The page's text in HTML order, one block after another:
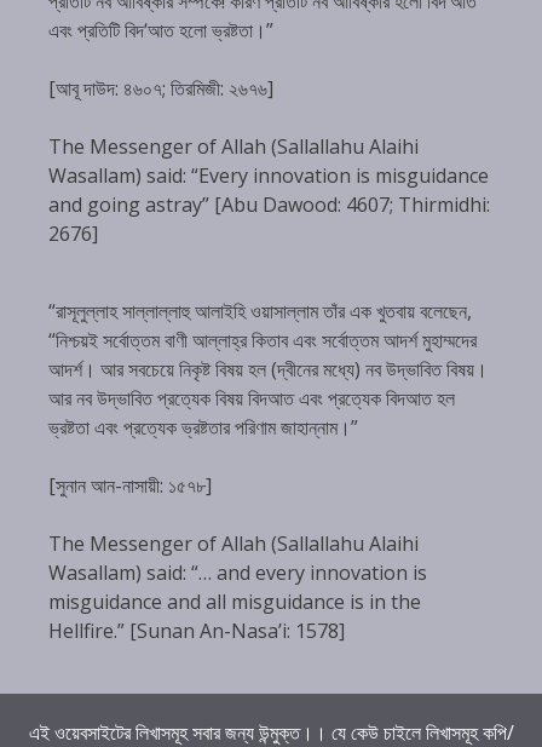
এবং প্রতিটি বিদ‘আত হলো ভ্রষ্টতা।”
[আবূ দাউদ: ৪৬০৭; তিরমিজী: ২৬৭৬]
The Messenger of Allah (Sallallahu Alaihi
Wasallam) said: “Every innovation is misguidance
and going astray” [Abu Dawood: 4607; Thirmidhi:
2676]
“রাসূলুল্লাহ সাল্লাল্লাহু আলাইহি ওয়াসাল্লাম তাঁর এক খুতবায় বলেছেন,
“নিশ্চয়ই সর্বোত্তম বাণী আল্লাহ্‌র কিতাব এবং সর্বোত্তম আদর্শ মুহাম্মদের
আদর্শ। আর সবচেয়ে নিকৃষ্ট বিষয় হল (দ্বীনের মধ্যে) নব উদ্ভাবিত বিষয়।
আর নব উদ্ভাবিত প্রত্যেক বিষয় বিদআত এবং প্রত্যেক বিদআত হল
ভ্রষ্টতা এবং প্রত্যেক ভ্রষ্টতার পরিণাম জাহান্নাম।”
[সুনান আন-নাসায়ী: ১৫৭৮]
The Messenger of Allah (Sallallahu Alaihi
Wasallam) said: “… and every innovation is
misguidance and all misguidance is in the
Hellfire.” [Sunan An-Nasa’i: 1578]
এই ওয়েবসাইটের লিখাসমূহ সবার জন্য উন্মুক্ত।। যে কেউ চাইলে লিখাসমূহ কপি/